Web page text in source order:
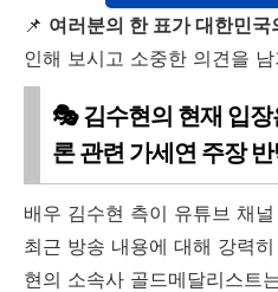
📌 여러분의 한 표가 대한민
인해 보시고 소중한 의견을
🎭 김수현의 현재 입장
론 관련 가세연 주장
배우 김수현 측이 유튜브 채
최근 방송 내용에 대해 강력
현의 소속사 골드메달리스트